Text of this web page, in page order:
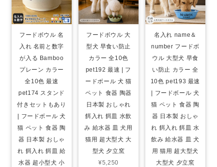
フードボウル 名
入れ 名前と数字
が入る Bamboo
プレーン カラー
全10色 最速
pet174 スタンド
付きセットもあり
| フードボール 犬
猫 ペット 食器 陶
器 日本製 おしゃ
れ 餌入れ 餌皿 給
水器 超小型犬 小
フードボウル 大
型犬 早食い防止
カラー 全10色
pet192 最速 | フ
ードボール 犬 猫
ペット 食器 陶器
日本製 おしゃれ
餌入れ 餌皿 水飲
み 給水器 皿 犬用
猫用 超大型犬 大
型犬 夕立窯
¥5,250
名入れ name＆
number フードボ
ウル 大型犬 早食
い防止 カラー 全
10色 pet193 最速
| フードボール 犬
猫 ペット 食器 陶
器 日本製 おしゃ
れ 餌入れ 餌皿 水
飲み 給水器 皿 犬
用 猫用 超大型犬
大型犬 夕立窯